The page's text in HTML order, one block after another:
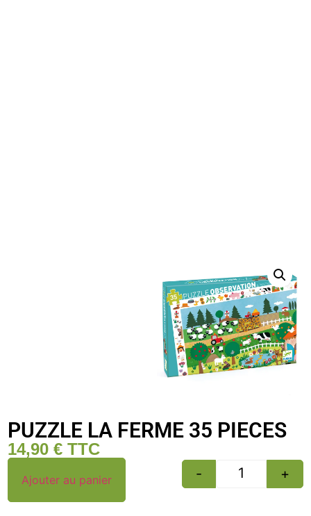
PUZZLE LA FERME 35 PIECES
14,90€ TTC
- +
Ajouter au panier